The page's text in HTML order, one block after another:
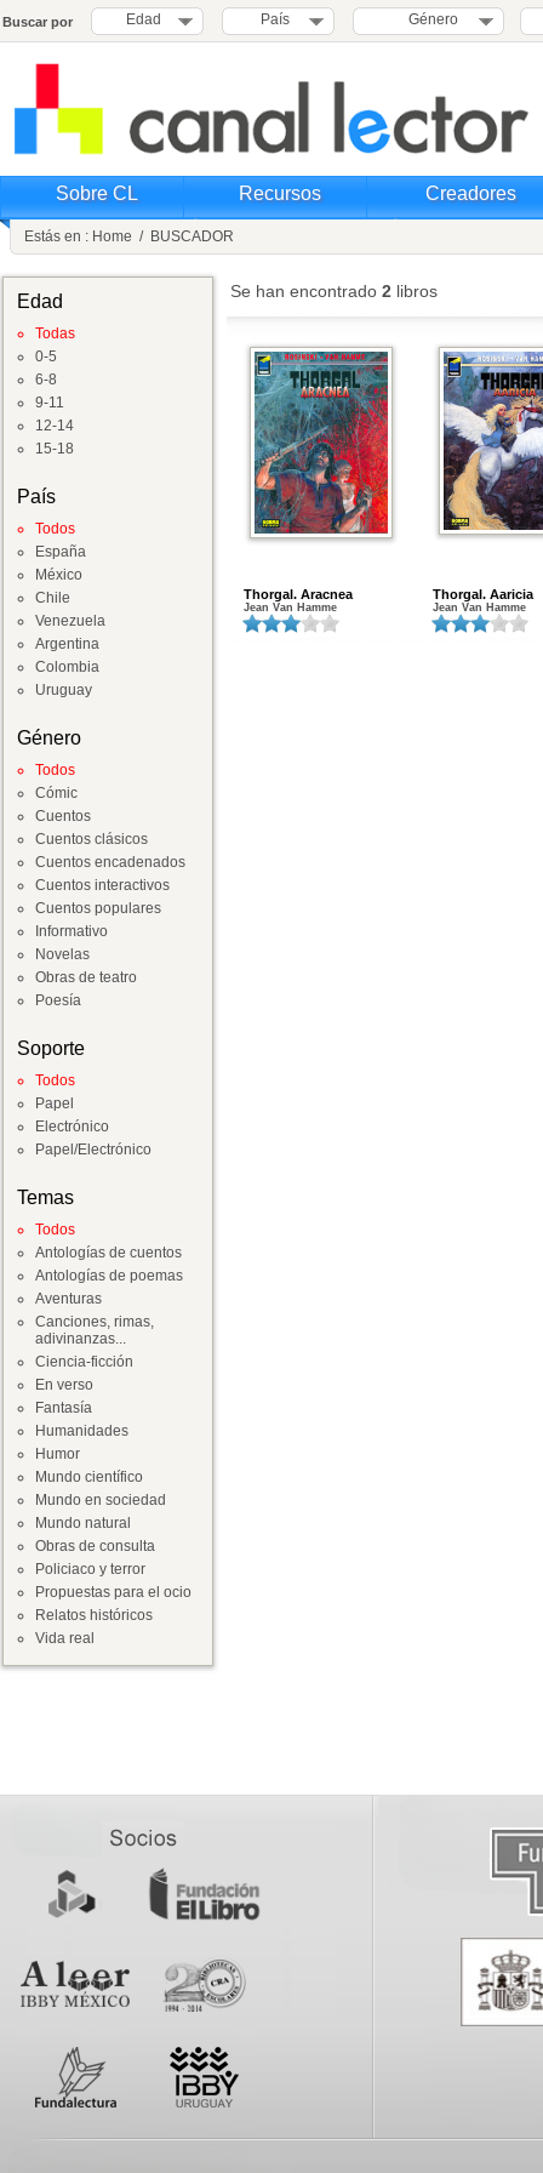
Buscar por Edad País Género
Sobre CL Recursos Creadores
Estás en : Home / BUSCADOR
Edad
Todas
0-5
6-8
9-11
12-14
15-18
País
Todos
España
México
Chile
Venezuela
Argentina
Colombia
Uruguay
Género
Todos
Cómic
Cuentos
Cuentos clásicos
Cuentos encadenados
Cuentos interactivos
Cuentos populares
Informativo
Novelas
Obras de teatro
Poesía
Soporte
Todos
Papel
Electrónico
Papel/Electrónico
Temas
Todos
Antologías de cuentos
Antologías de poemas
Aventuras
Canciones, rimas,
adivinanzas...
Ciencia-ficción
En verso
Fantasía
Humanidades
Humor
Mundo científico
Mundo en sociedad
Mundo natural
Obras de consulta
Policiaco y terror
Propuestas para el ocio
Relatos históricos
Vida real
Se han encontrado 2 libros
Thorgal. Aracnea
Jean Van Hamme
Thorgal. Aaricia
Jean Van Hamme